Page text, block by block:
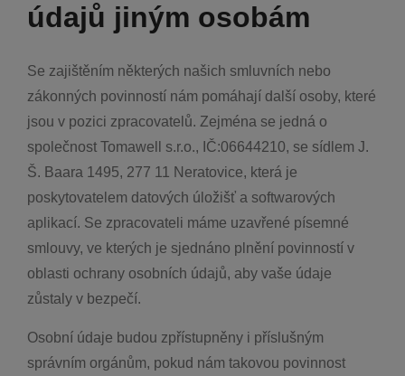
údajů jiným osobám
Se zajištěním některých našich smluvních nebo
zákonných povinností nám pomáhají další osoby, které
jsou v pozici zpracovatelů. Zejména se jedná o
společnost Tomawell s.r.o., IČ:06644210, se sídlem J.
Š. Baara 1495, 277 11 Neratovice, která je
poskytovatelem datových úložišť a softwarových
aplikací. Se zpracovateli máme uzavřené písemné
smlouvy, ve kterých je sjednáno plnění povinností v
oblasti ochrany osobních údajů, aby vaše údaje
zůstaly v bezpečí.
Osobní údaje budou zpřístupněny i příslušným
správním orgánům, pokud nám takovou povinnost